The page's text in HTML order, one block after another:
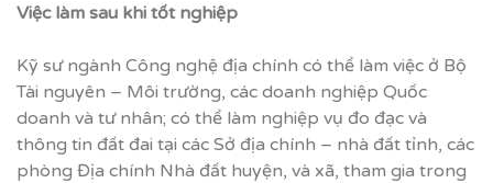
Việc làm sau khi tốt nghiệp
Kỹ sư ngành Công nghệ địa chính có thể làm việc ở Bộ
Tài nguyên – Môi trường, các doanh nghiệp Quốc
doanh và tư nhân; có thể làm nghiệp vụ đo đạc và
thông tin đất đai tại các Sở địa chính – nhà đất tỉnh, các
phòng Địa chính Nhà đất huyện, và xã, tham gia trong